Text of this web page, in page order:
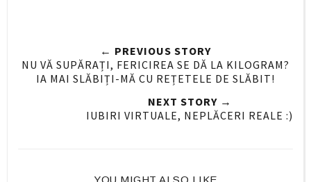
O
n
c
o
O
n
G
o
o
e
← PREVIOUS STORY
NU VĂ SUPĂRAȚI, FERICIREA SE DĂ LA KILOGRAM?
IA MAI SLĂBIȚI-MĂ CU REȚETELE DE SLĂBIT!
NEXT STORY →
IUBIRI VIRTUALE, NEPLĂCERI REALE :)
YOU MIGHT ALSO LIKE